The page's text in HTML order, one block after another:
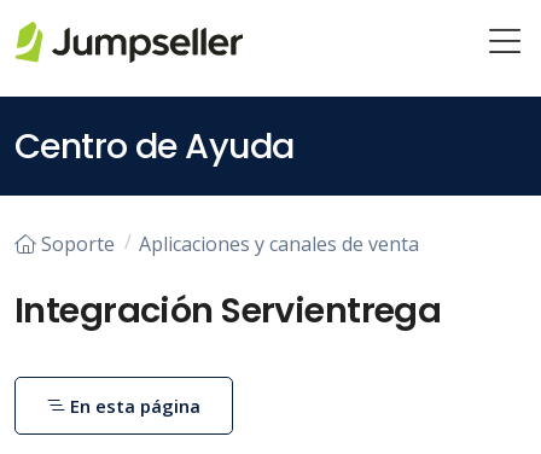
Centro de Ayuda
Soporte Aplicaciones y canales de venta
Integración Servientrega
En esta página